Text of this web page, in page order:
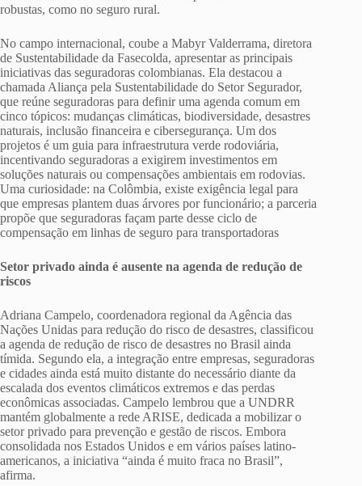
robustas, como no seguro rural.
No campo internacional, coube a Mabyr Valderrama, diretora
de Sustentabilidade da Fasecolda, apresentar as principais
iniciativas das seguradoras colombianas. Ela destacou a
chamada Aliança pela Sustentabilidade do Setor Segurador,
que reúne seguradoras para definir uma agenda comum em
cinco tópicos: mudanças climáticas, biodiversidade, desastres
naturais, inclusão financeira e cibersegurança. Um dos
projetos é um guia para infraestrutura verde rodoviária,
incentivando seguradoras a exigirem investimentos em
soluções naturais ou compensações ambientais em rodovias.
Uma curiosidade: na Colômbia, existe exigência legal para
que empresas plantem duas árvores por funcionário; a parceria
propõe que seguradoras façam parte desse ciclo de
compensação em linhas de seguro para transportadoras
Setor privado ainda é ausente na agenda de redução de
riscos
Adriana Campelo, coordenadora regional da Agência das
Nações Unidas para redução do risco de desastres, classificou
a agenda de redução de risco de desastres no Brasil ainda
tímida. Segundo ela, a integração entre empresas, seguradoras
e cidades ainda está muito distante do necessário diante da
escalada dos eventos climáticos extremos e das perdas
econômicas associadas. Campelo lembrou que a UNDRR
mantém globalmente a rede ARISE, dedicada a mobilizar o
setor privado para prevenção e gestão de riscos. Embora
consolidada nos Estados Unidos e em vários países latino-
americanos, a iniciativa “ainda é muito fraca no Brasil”,
afirma.